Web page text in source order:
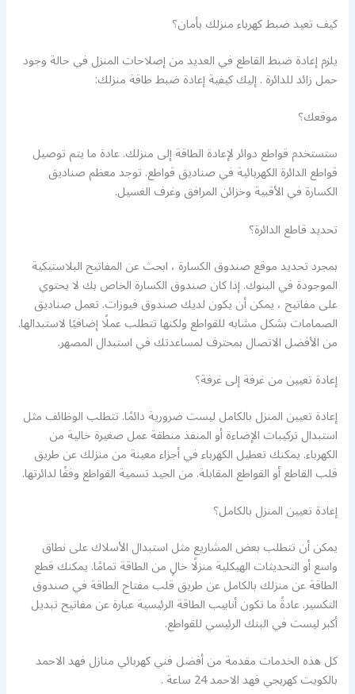
كيف تعيد ضبط كهرباء منزلك بأمان؟
يلزم إعادة ضبط القاطع في العديد من إصلاحات المنزل في حالة وجود
حمل زائد للدائرة . إليك كيفية إعادة ضبط طاقة منزلك:
موقعك؟
ستستخدم قواطع دوائر لإعادة الطاقة إلى منزلك. عادة ما يتم توصيل
قواطع الدائرة الكهربائية في صناديق قواطع. توجد معظم صناديق
الكسارة في الأقبية وخزائن المرافق وغرف الغسيل.
تحديد قاطع الدائرة؟
بمجرد تحديد موقع صندوق الكسارة ، ابحث عن المفاتيح البلاستيكية
الموجودة في البنوك. إذا كان صندوق الكسارة الخاص بك لا يحتوي
على مفاتيح ، يمكن أن يكون لديك صندوق فيوزات. تعمل صناديق
الصمامات بشكل مشابه للقواطع ولكنها تتطلب عملًا إضافيًا لاستبدالها.
من الأفضل الاتصال بمحترف لمساعدتك في استبدال المصهر.
إعادة تعيين من غرفة إلى غرفة؟
إعادة تعيين المنزل بالكامل ليست ضرورية دائمًا. تتطلب الوظائف مثل
استبدال تركيبات الإضاءة أو المنفذ منطقة عمل صغيرة خالية من
الكهرباء. يمكنك تعطيل الكهرباء في أجزاء معينة من منزلك عن طريق
قلب القاطع أو القواطع المقابلة. من الجيد تسمية القواطع وفقًا لدائرتها.
إعادة تعيين المنزل بالكامل؟
يمكن أن تتطلب بعض المشاريع مثل استبدال الأسلاك على نطاق
واسع أو التحديثات الهيكلية منزلًا خالٍ من الطاقة تمامًا. يمكنك قطع
الطاقة عن منزلك بالكامل عن طريق قلب مفتاح الطاقة في صندوق
التكسير. عادةً ما تكون أنابيب الطاقة الرئيسية عبارة عن مفاتيح تبديل
أكبر ليست في البنك الرئيسي للقواطع.
كل هذه الخدمات مقدمة من أفضل فني كهربائي منازل فهد الاحمد
بالكويت كهربجي فهد الاحمد 24 ساعة .